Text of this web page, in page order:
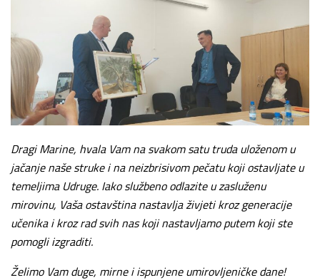
Dragi Marine, hvala Vam na svakom satu truda uloženom u
jačanje naše struke i na neizbrisivom pečatu koji ostavljate u
temeljima Udruge. Iako službeno odlazite u zasluženu
mirovinu, Vaša ostavština nastavlja živjeti kroz generacije
učenika i kroz rad svih nas koji nastavljamo putem koji ste
pomogli izgraditi.
Želimo Vam duge, mirne i ispunjene umirovljeničke dane!